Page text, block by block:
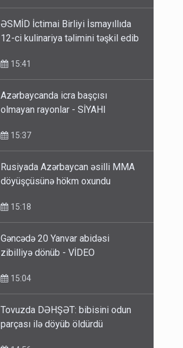
ƏSMİD İctimai Birliyi İsmayıllıda
12-ci kulinariya təlimini təşkil edib
15:41
Azərbaycanda icra başçısı
olmayan rayonlar - SİYAHI
15:37
Rusiyada Azərbaycan əsilli MMA
döyüşçüsünə hökm oxundu
15:18
Gəncədə 20 Yanvar abidəsi
zibilliyə dönüb - VİDEO
15:04
Tovuzda DƏHŞƏT: bibisini odun
parçası ilə döyüb öldürdü